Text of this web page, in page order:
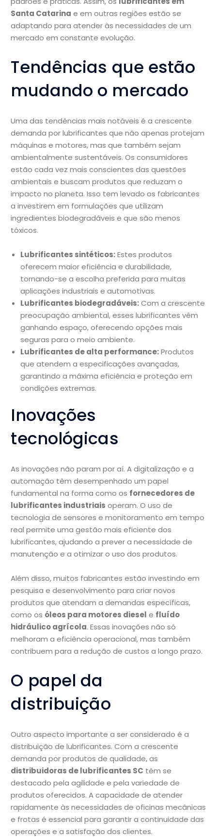
Santa Catarina e em outras regiões estão se
adaptando para atender às necessidades de um
mercado em constante evolução.
Tendências que estão
mudando o mercado
Uma das tendências mais notáveis é a crescente
demanda por lubrificantes que não apenas protejam
máquinas e motores, mas que também sejam
ambientalmente sustentáveis. Os consumidores
estão cada vez mais conscientes das questões
ambientais e buscam produtos que reduzam o
impacto no planeta. Isso tem levado os fabricantes
a investirem em formulações que utilizam
ingredientes biodegradáveis e que são menos
tóxicos.
Lubrificantes sintéticos:Estes produtos
oferecem maior eficiência e durabilidade,
tornando-se a escolha preferida para muitas
aplicações industriais e automotivas.
Lubrificantes biodegradáveis:Com a crescente
preocupação ambiental, esses lubrificantes vêm
ganhando espaço, oferecendo opções mais
seguras para o meio ambiente.
Lubrificantes de alta performance:Produtos
que atendem a especificações avançadas,
garantindo a máxima eficiência e proteção em
condições extremas.
Inovações
tecnológicas
As inovações não param por aí. A digitalização e a
automação têm desempenhado um papel
fundamental na forma como os fornecedores de
lubrificantes industriais operam. O uso de
tecnologia de sensores e monitoramento em tempo
real permite uma gestão mais eficiente dos
lubrificantes, ajudando a prever a necessidade de
manutenção e a otimizar o uso dos produtos.
Além disso, muitos fabricantes estão investindo em
pesquisa e desenvolvimento para criar novos
produtos que atendam a demandas específicas,
como os óleos para motores diesel e fluído
hidráulico agrícola. Essas inovações não só
melhoram a eficiência operacional, mas também
contribuem para a redução de custos a longo prazo.
O papel da
distribuição
Outro aspecto importante a ser considerado é a
distribuição de lubrificantes. Com a crescente
demanda por produtos de qualidade, as
distribuidoras de lubrificantes SC têm se
destacado pela agilidade e pela variedade de
produtos oferecidos. A capacidade de atender
rapidamente às necessidades de oficinas mecânicas
e frotas é essencial para garantir a continuidade das
operações e a satisfação dos clientes.